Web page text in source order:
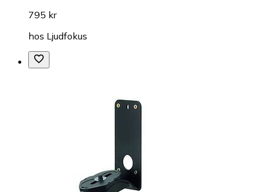
795 kr
hos Ljudfokus